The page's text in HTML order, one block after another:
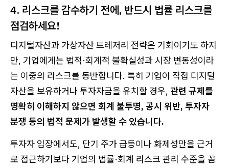
4. 리스크를 감수하기 전에, 반드시 법률 리스크를
점검하세요!
디지털자산과 가상자산 트레저리 전략은 기회이기도 하지
만, 기업에게는 법적·회계적 불확실성과 시장 변동성이라
는 이중의 리스크를 동반합니다. 특히 기업이 직접 디지털
자산을 보유하거나 투자자금을 유치할 경우, 관련 규제를
명확히 이해하지 않으면 회계 불투명, 공시 위반, 투자자
분쟁 등의 법적 문제가 발생할 수 있습니다.
투자자 입장에서도, 단기 주가 급등이나 화제성만을 근거
로 접근하기보다 기업의 법률·회계 리스크 관리 수준을 꼼